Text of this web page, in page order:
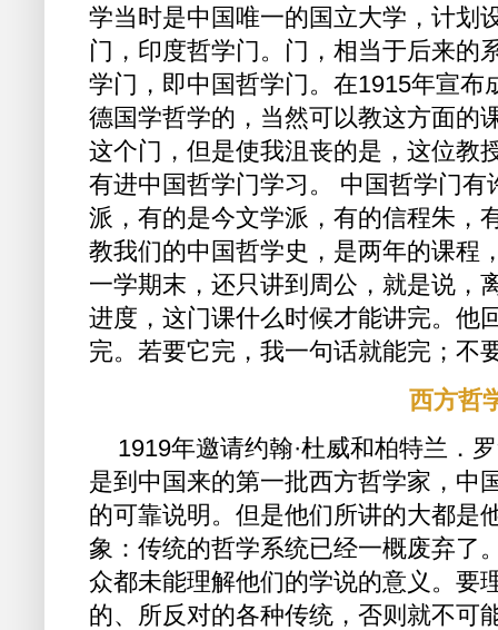
学当时是中国唯一的国立大学，计划
门，印度哲学门。门，相当于后来的
学门，即中国哲学门。在1915年宣
德国学哲学的，当然可以教这方面的
这个门，但是使我沮丧的是，这位教
有进中国哲学门学习。 中国哲学门
派，有的是今文学派，有的信程朱，
教我们的中国哲学史，是两年的课程
一学期末，还只讲到周公，就是说，
进度，这门课什么时候才能讲完。他
完。若要它完，我一句话就能完；不
西方哲
1919年邀请约翰·杜威和柏特兰．
是到中国来的第一批西方哲学家，中
的可靠说明。但是他们所讲的大都是
象：传统的哲学系统已经一概废弃了
众都未能理解他们的学说的意义。要
的、所反对的各种传统，否则就不可